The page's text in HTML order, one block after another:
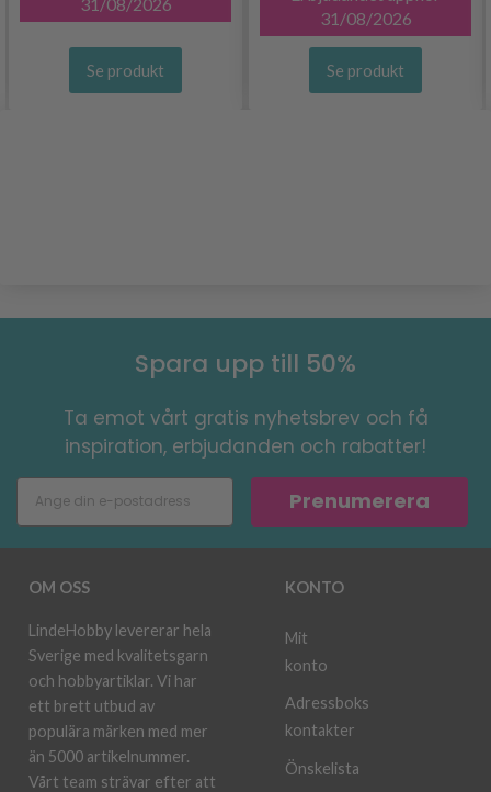
Se produkt
31/08/2026
Se produkt
Spara upp till 50%
Ta emot vårt gratis nyhetsbrev och få
inspiration, erbjudanden och rabatter!
Prenumerera
OM OSS
LindeHobby levererar hela
Sverige med kvalitetsgarn
och hobbyartiklar. Vi har
ett brett utbud av
populära märken med mer
än 5000 artikelnummer.
Vårt team strävar efter att
KONTO
Mit
konto
Adressboks
kontakter
Önskelista